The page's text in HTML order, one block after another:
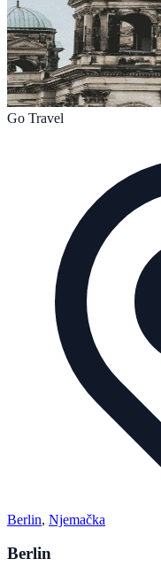
Go Travel
Berlin, Njemačka
Berlin